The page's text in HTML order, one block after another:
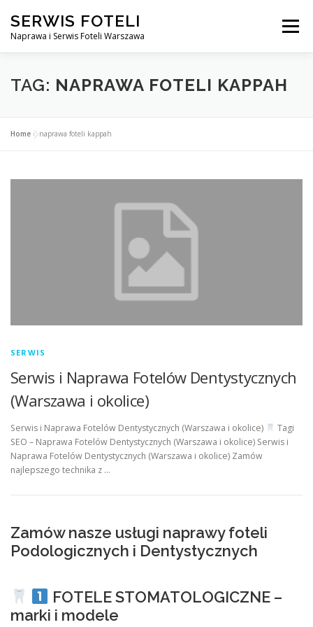
treści
SERWIS FOTELI
Naprawa i Serwis Foteli Warszawa
Menu
NAPRAWA FOTELI DENTYSTYCZNE I MEDYCZNE
CENNIK USŁUG
TAG: NAPRAWA FOTELI KAPPAH
Home »naprawa foteli kappah
SERWIS
Serwis i Naprawa Fotelów Dentystycznych
(Warszawa i okolice)
Serwis i Naprawa Fotelów Dentystycznych (Warszawa i okolice)
Tagi
SEO – Naprawa Fotelów Dentystycznych (Warszawa i okolice) Serwis i
Naprawa Fotelów Dentystycznych (Warszawa i okolice) Zamów
najlepszego technika z …
Zamów nasze usługi naprawy foteli
Podologicznych i Dentystycznych
FOTELE STOMATOLOGICZNE –
marki i modele